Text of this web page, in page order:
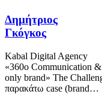
Δημήτριος
Γκόγκος
Kabal Digital Agency
«360o Communication
only brand» The
παρακάτω case (brand…